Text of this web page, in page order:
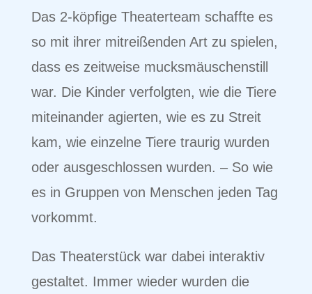
Das 2-köpfige Theaterteam schaffte es
so mit ihrer mitreißenden Art zu spielen,
dass es zeitweise mucksmäuschenstill
war. Die Kinder verfolgten, wie die Tiere
miteinander agierten, wie es zu Streit
kam, wie einzelne Tiere traurig wurden
oder ausgeschlossen wurden. – So wie
es in Gruppen von Menschen jeden Tag
vorkommt.
Das Theaterstück war dabei interaktiv
gestaltet. Immer wieder wurden die